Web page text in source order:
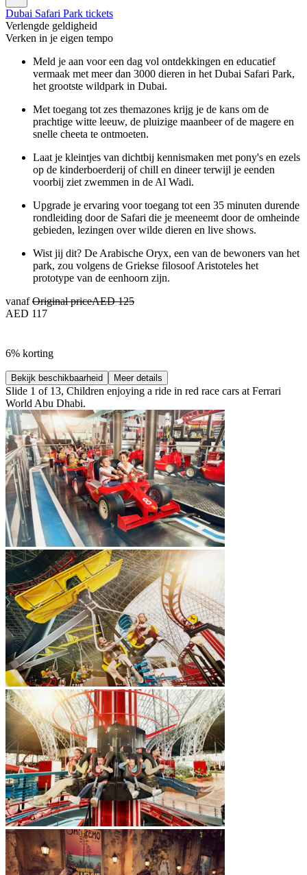
Dubai Safari Park tickets
Verlengde geldigheid
Verken in je eigen tempo
Meld je aan voor een dag vol ontdekkingen en educatief
vermaak met meer dan 3000 dieren in het Dubai Safari Park,
het grootste wildpark in Dubai.
Met toegang tot zes themazones krijg je de kans om de
prachtige witte leeuw, de pluizige maanbeer of de magere en
snelle cheeta te ontmoeten.
Laat je kleintjes van dichtbij kennismaken met pony's en ezels
op de kinderboerderij of chill en dineer terwijl je eenden
voorbij ziet zwemmen in de Al Wadi.
Upgrade je ervaring voor toegang tot een 35 minuten durende
rondleiding door de Safari die je meeneemt door de omheinde
gebieden, lezingen over wilde dieren en live shows.
Wist jij dit? De Arabische Oryx, een van de bewoners van het
park, zou volgens de Griekse filosoof Aristoteles het
prototype van de eenhoorn zijn.
vanafOriginal priceAED 125
AED 117
6% korting
Bekijk beschikbaarheid Meer details
Slide 1 of 13, Children enjoying a ride in red race cars at Ferrari
World Abu Dhabi.